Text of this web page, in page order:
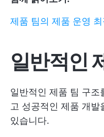
제품 팀의 제품 운영
일반적인
일반적인 제품 팀 구
고 성공적인 제품 개
있습니다.